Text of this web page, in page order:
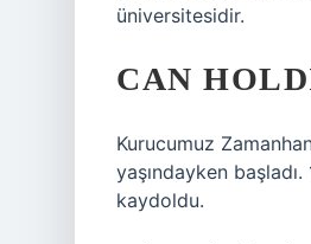
üniversitesidir.
CAN
Kurucumuz
yaşındayken
kaydoldu.